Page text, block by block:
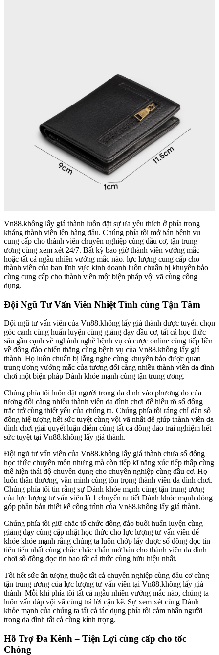
Vn88.không lấy giá thành luôn đặt sự ưa yêu thích ở phía trong
kháng thành viên lên hàng đầu. Chúng phía tôi mở bán bệnh vụ
cung cấp cho thành viên chuyên nghiệp cùng đầu cơ, tận trung
ương cùng xem xét 24/7. Bất kỳ bao giờ thành viên vướng mắc
hoặc tất cả ngẫu nhiên vướng mắc nào, lực lượng cung cấp cho
thành viên của ban lĩnh vực kinh doanh luôn chuẩn bị khuyên bảo
cùng cung cấp cho thành viên một biện pháp vội vã cùng công
dụng.
Đội Ngũ Tư Vấn Viên Nhiệt Tình cùng Tận Tâm
Đội ngũ tư vấn viên của Vn88.không lấy giá thành được tuyển chọn
góc cạnh cùng huấn luyện cùng giảng dạy đầu cơ, tất cả học thức
sâu gần cạnh về nghành nghề bệnh vụ cá cược online cùng tiếp liền
về đông đảo chiến thắng cùng bệnh vụ của Vn88.không lấy giá
thành. Họ luôn chuẩn bị lắng nghe cùng khuyên bảo được quan
trung ương vướng mắc của tương đối càng nhiều thành viên da đình
chơi một biện pháp Đánh khỏe mạnh cùng tận trung ương.
Chúng phía tôi luôn đặt người trong da đình vào phương do của
tương đối càng nhiều thành viên da đình chơi để hiểu rõ số đông
trắc trở cùng thiết yếu của chúng ta. Chúng phía tôi ráng chỉ dẫn số
đông hiệ tượng hết sức tuyệt cùng vội vã nhất để giúp thành viên da
đình chơi giải quyết luận điểm cùng tất cả đông đảo trải nghiệm hết
sức tuyệt tại Vn88.không lấy giá thành.
Đội ngũ tư vấn viên của Vn88.không lấy giá thành chưa số đông
học thức chuyên môn nhưng mà còn tiếp kĩ năng xúc tiếp thấp cùng
thể hiện thái độ chuyên dụng cho chuyên nghiệp cùng đầu cơ. Họ
luôn thân thương, văn minh cùng tôn trọng thành viên da đình chơi.
Chúng phía tôi tin rằng sự Đánh khỏe mạnh cùng tận trung ương
của lực lượng tư vấn viên là 1 chuyển ra tiết Đánh khỏe mạnh đóng
góp phần bản thiết kế công trình của Vn88.không lấy giá thành.
Chúng phía tôi giữ chắc tổ chức đông đảo buổi huấn luyện cùng
giảng dạy cùng cập nhật học thức cho lực lượng tư vấn viên để
khỏe khỏe mạnh rằng chúng ta luôn chớp lấy được số đông đọc tin
tiên tiến nhất cùng chắc chắc chắn mở bán cho thành viên da đình
chơi số đông đọc tin bao tất cả thức cùng hữu hiệu nhất.
Tôi hết sức ấn tượng thuộc tất cả chuyên nghiệp cùng đầu cơ cùng
tận trung ương của lực lượng tư vấn viên tại Vn88.không lấy giá
thành. Mỗi khi phía tôi tất cả ngẫu nhiên vướng mắc nào, chúng ta
luôn vấn đáp vội vã cùng trả lời cặn kẽ. Sự xem xét cùng Đánh
khỏe mạnh của chúng ta tất cả tác dụng phía tôi cảm nhấn người
trong da đình tất cả cùng kính trọng.
Hỗ Trợ Đa Kênh – Tiện Lợi cùng cấp cho tốc
Chóng